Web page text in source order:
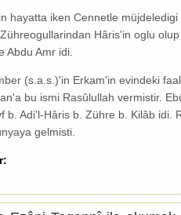
hayatta iken Cennetle
Hâris'in oglu
Abdu Amr idi.
(s.a.s.)'in Erkam'in evindeki
bu ismi Rasûlullah vermistir.
b. Adi'l-Hâris b. Zühre b. Kilâb
gelmisti.